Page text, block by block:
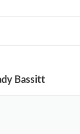
Bassitt